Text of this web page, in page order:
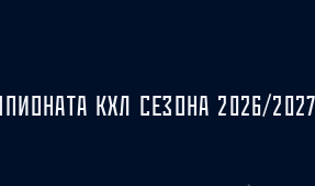
КХЛ СЕЗОНА 2026/2027